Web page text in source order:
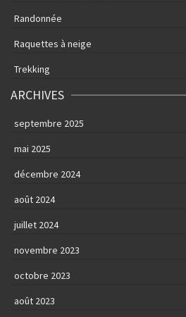
Randonnée
Raquettes à neige
Trekking
ARCHIVES
septembre 2025
mai 2025
décembre 2024
août 2024
juillet 2024
novembre 2023
octobre 2023
août 2023